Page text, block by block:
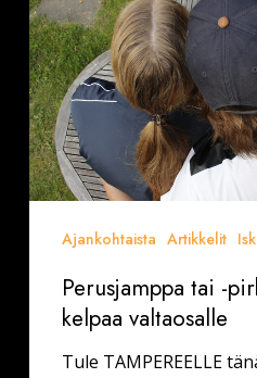
tai
-
pirkko
kelpaa
valtaosalle
Ajankohtaista Artikkelit
Perusjamppa tai -
kelpaa valtaosalle
Tule TAMPEREELLE